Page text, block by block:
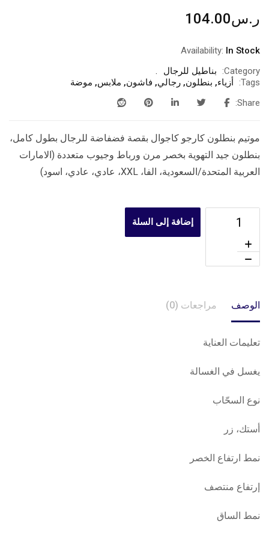
ر.س104.00
Availability: In Stock
Category:
بناطيل للرجال
Tags:
أزياء, بنطلون, رجالي, فاشون, ملابس, موضة
Share:
موتيم بنطلون كارجو كاجوال بقصة فضفاضة للرجال بطول كامل،
بنطلون جيد التهوية بخصر مرن ورباط وجيوب متعددة (الامارات
العربية المتحدة/السعودية، الفا، XXL، عادي، عادي، اسود)
إضافة إلى السلة
الوصف مراجعات (0)
تعليمات العناية
يغسل في الغسالة
نوع السحّاب
أستك، زر
نمط ارتفاع الخصر
إرتفاع منتصف
نمط الساق